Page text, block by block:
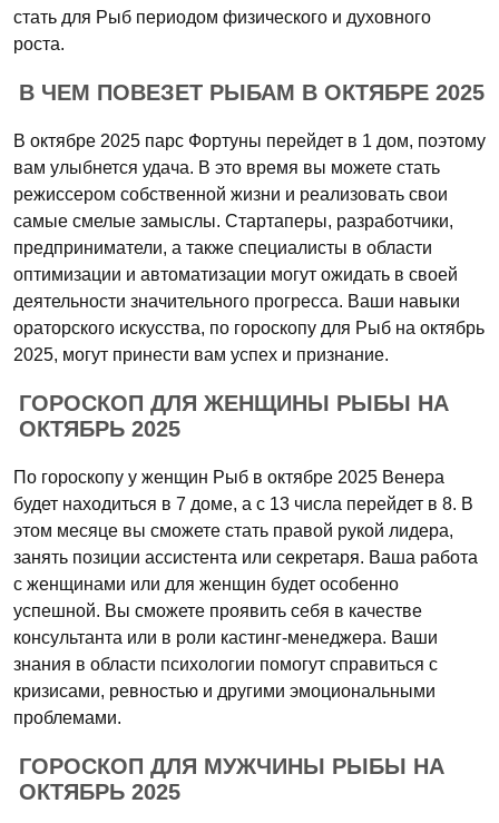
стать для Рыб периодом физического и духовного
роста.
В ЧЕМ ПОВЕЗЕТ РЫБАМ В ОКТЯБРЕ 2025
В октябре 2025 парс Фортуны перейдет в 1 дом, поэтому
вам улыбнется удача. В это время вы можете стать
режиссером собственной жизни и реализовать свои
самые смелые замыслы. Стартаперы, разработчики,
предприниматели, а также специалисты в области
оптимизации и автоматизации могут ожидать в своей
деятельности значительного прогресса. Ваши навыки
ораторского искусства, по гороскопу для Рыб на октябрь
2025, могут принести вам успех и признание.
ГОРОСКОП ДЛЯ ЖЕНЩИНЫ РЫБЫ НА
ОКТЯБРЬ 2025
По гороскопу у женщин Рыб в октябре 2025 Венера
будет находиться в 7 доме, а с 13 числа перейдет в 8. В
этом месяце вы сможете стать правой рукой лидера,
занять позиции ассистента или секретаря. Ваша работа
с женщинами или для женщин будет особенно
успешной. Вы сможете проявить себя в качестве
консультанта или в роли кастинг-менеджера. Ваши
знания в области психологии помогут справиться с
кризисами, ревностью и другими эмоциональными
проблемами.
ГОРОСКОП ДЛЯ МУЖЧИНЫ РЫБЫ НА
ОКТЯБРЬ 2025